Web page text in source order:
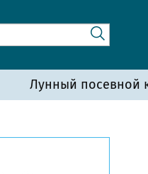
Лунный посевной